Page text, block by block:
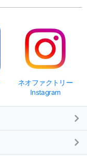
ネオファクトリー
Instagram